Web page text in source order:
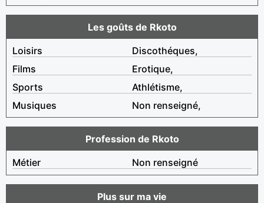
Les goûts de Rkoto
Loisirs
Discothéques,
Films
Erotique,
Sports
Athlétisme,
Musiques
Non renseigné,
Profession de Rkoto
Métier
Non renseigné
Plus sur ma vie